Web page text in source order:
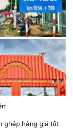
ghép hàng giá tốt.